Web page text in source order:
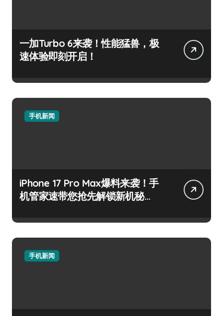
一加Turbo 6来袭！性能猛兽，极
速体验即刻开启！
手机新闻
iPhone 17 Pro Max爆料来袭！手
机管家速带您抢先解锁新机秘
手机新闻